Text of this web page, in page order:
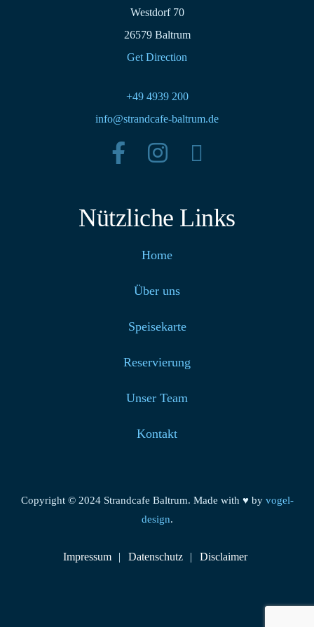
Westdorf 70
26579 Baltrum
Get Direction
+49 4939 200
info@strandcafe-baltrum.de
Nützliche Links
Home
Über uns
Speisekarte
Reservierung
Unser Team
Kontakt
Copyright © 2024 Strandcafe Baltrum. Made with ♥ by vogel-
design.
Impressum Datenschutz Disclaimer